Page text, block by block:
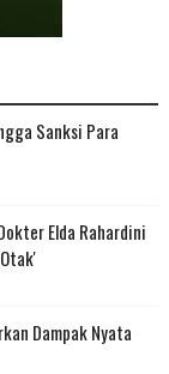
Sanksi Para
Elda Rahardini
Dampak Nyata